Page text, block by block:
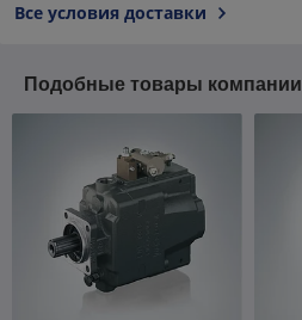
Все условия доставки
Подобные товары компании